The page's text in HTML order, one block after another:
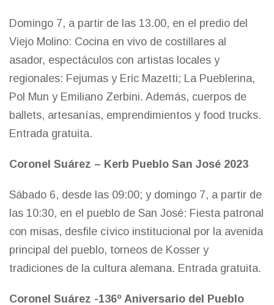
Domingo 7, a partir de las 13.00, en el predio del
Viejo Molino: Cocina en vivo de costillares al
asador, espectáculos con artistas locales y
regionales: Fejumas y Eric Mazetti; La Pueblerina,
Pol Mun y Emiliano Zerbini. Además, cuerpos de
ballets, artesanías, emprendimientos y food trucks.
Entrada gratuita.
Coronel Suárez – Kerb Pueblo San José 2023
Sábado 6, desde las 09:00; y domingo 7, a partir de
las 10:30, en el pueblo de San José: Fiesta patronal
con misas, desfile cívico institucional por la avenida
principal del pueblo, torneos de Kosser y
tradiciones de la cultura alemana. Entrada gratuita.
Coronel Suárez -136º Aniversario del Pueblo